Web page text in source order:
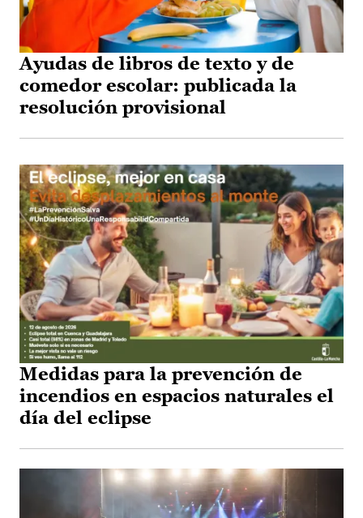
Ayudas de libros de texto y de
comedor escolar: publicada la
resolución provisional
Medidas para la prevención de
incendios en espacios naturales el
día del eclipse